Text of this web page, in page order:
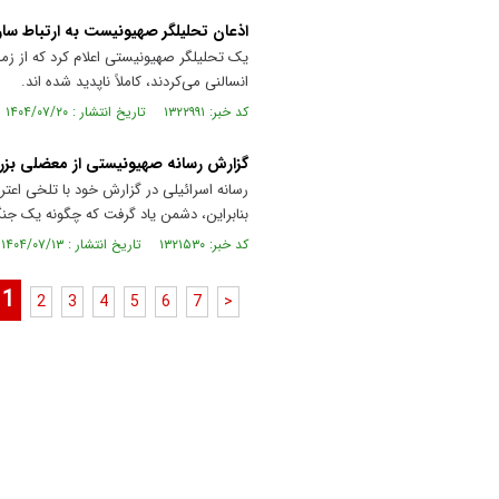
اذعان تحلیلگر صهیونیست به ارتباط
یک تحلیلگر صهیونیستی اعلام کرد که از
انسالنی می‌کردند، کاملاً ناپدید شده اند.
کد خبر: ۱۳۲۲۹۹۱ تاریخ انتشار : ۱۴۰۴/۰۷/۲۰
گزارش رسانه صهیونیستی از معضلی
رسانه اسرائیلی در گزارش خود با تلخی
بنابراین، دشمن یاد گرفت که چگونه یک
کد خبر: ۱۳۲۱۵۳۰ تاریخ انتشار : ۱۴۰۴/۰۷/۱۳
1 2 3 4 5 6 7 >